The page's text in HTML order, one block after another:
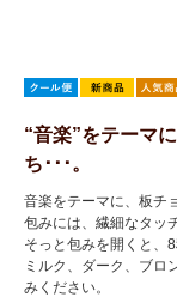
“音楽”をテーマ
ち･･･。
音楽をテーマに、板チ
包みには、繊細なタッ
そっと包みを開くと、
ミルク、ダーク、ブロ
みください。